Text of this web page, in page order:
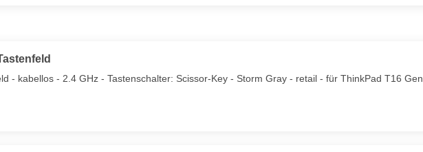
- kabellos - 2.4 GHz - Tastenschalter: Scissor-Key - Storm Gray - retail - für ThinkPad T16 Gen